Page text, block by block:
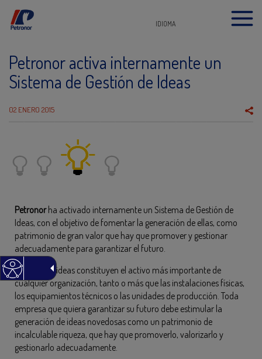
IDIOMA
Petronor activa internamente un
Sistema de Gestión de Ideas
02 ENERO 2015
Petronor ha activado internamente un Sistema de Gestión de
Ideas, con el objetivo de fomentar la generación de ellas, como
patrimonio de gran valor que hay que promover y gestionar
adecuadamente para garantizar el futuro.
Las nuevas ideas constituyen el activo más importante de
cualquier organización, tanto o más que las instalaciones físicas,
los equipamientos técnicos o las unidades de producción. Toda
empresa que quiera garantizar su futuro debe estimular la
generación de ideas novedosas como un patrimonio de
incalculable riqueza, que hay que promoverlo, valorizarlo y
gestionarlo adecuadamente.